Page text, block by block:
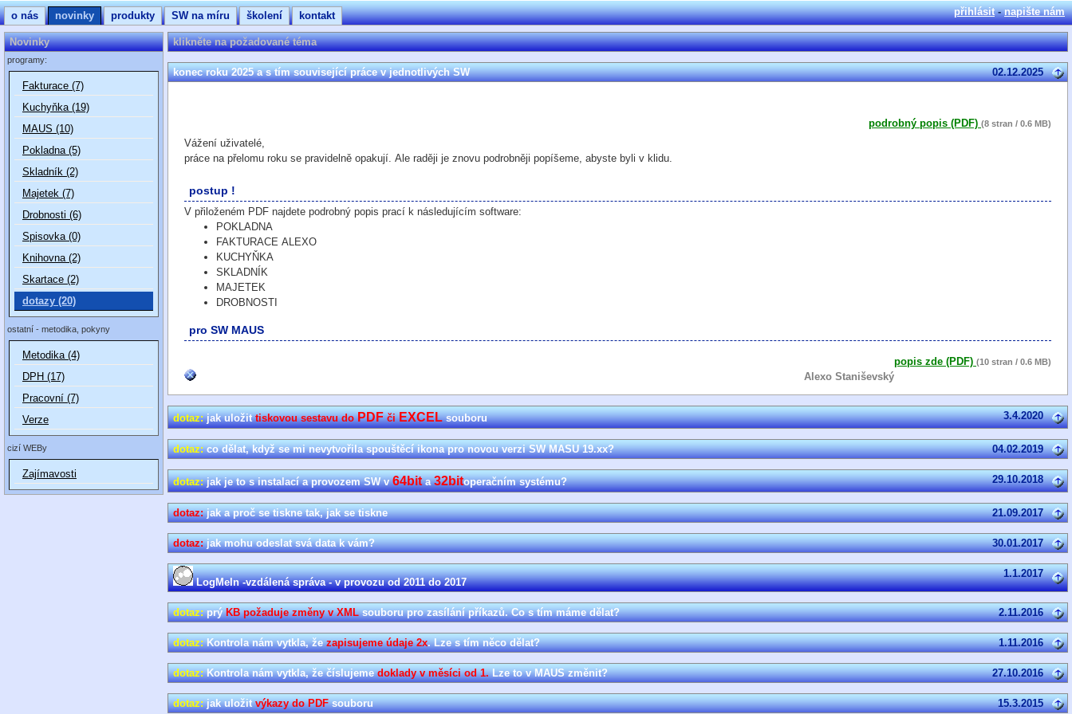
klikněte na požadované téma
02.12.2025
konec roku 2025 a s tím související práce v jednotlivých SW
podrobný popis (PDF) (8 stran / 0.6 MB)
Vážení uživatelé,
práce na přelomu roku se pravidelně opakují. Ale raději je znovu podrobněji popíšeme, abyste byli v klidu.
postup !
V přiloženém PDF najdete podrobný popis prací k následujícím software:
POKLADNA
FAKTURACE ALEXO
KUCHYŇKA
SKLADNÍK
MAJETEK
DROBNOSTI
pro SW MAUS
popis zde (PDF) (10 stran / 0.6 MB)
Alexo Staniševský
3.4.2020
dotaz:jak uložittiskovou sestavu doPDFčiEXCELsouboru
04.02.2019
dotaz:co dělat, když se mi nevytvořila spouštěcí ikona pro novou verzi SW MASU 19.xx?
29.10.2018
dotaz:jak je to s instalací a provozem SW v64bita32bitoperačním systému?
21.09.2017
dotaz:jak a proč se tiskne tak, jak se tiskne
30.01.2017
dotaz:jak mohu odeslat svá data k vám?
1.1.2017
LogMeIn -vzdálená správa - v provozu od 2011 do 2017
2.11.2016
dotaz:prýKB požaduje změny v XMLsouboru pro zasílání příkazů. Co s tím máme dělat?
1.11.2016
dotaz:Kontrola nám vytkla, žezapisujeme údaje 2x. Lze s tím něco dělat?
27.10.2016
dotaz:Kontrola nám vytkla, že číslujemedoklady v měsíci od 1.Lze to v MAUS změnit?
15.3.2015
dotaz:jak uložitvýkazy do PDFsouboru
Novinky
programy:
Fakturace (7)
Kuchyňka (19)
MAUS (10)
Pokladna (5)
Skladník (2)
Majetek (7)
Drobnosti (6)
Spisovka (0)
Knihovna (2)
Skartace (2)
dotazy (20)
ostatní - metodika, pokyny
Metodika (4)
DPH (17)
Pracovní (7)
Verze
cizí WEBy
Zajímavosti
přihlásit - napište nám
o nás novinky produkty SW na míru školení kontakt